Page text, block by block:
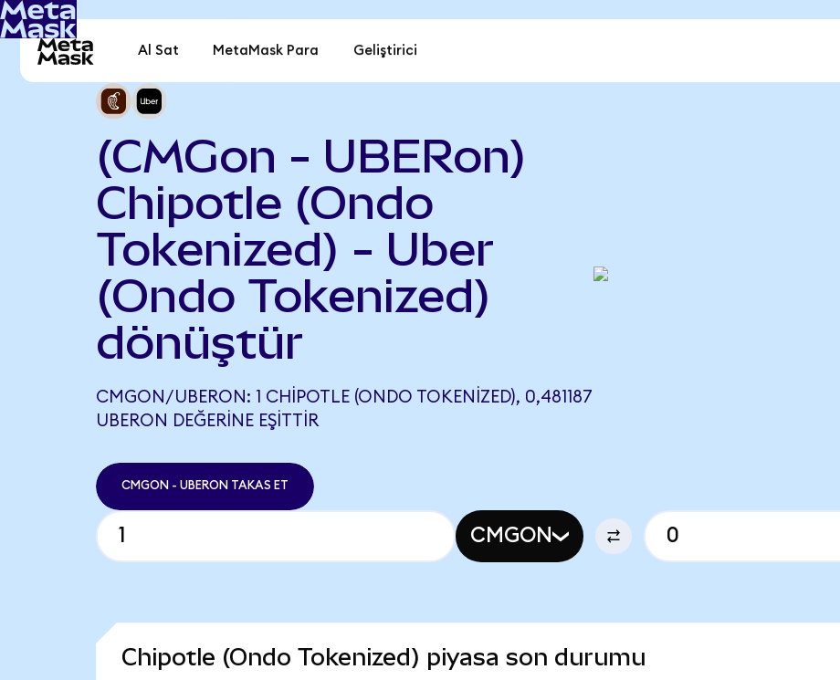
Al Sat MetaMask Para Geliştirici
(CMGon - UBERon)
Chipotle (Ondo
Tokenized) - Uber
(Ondo Tokenized)
dönüştür
CMGON/UBERON: 1 CHIPOTLE (ONDO TOKENIZED), 0,481187
UBERON DEĞERINE EŞITTIR
CMGON - UBERON TAKAS ET
CMGON
Chipotle (Ondo Tokenized) piyasa son durumu